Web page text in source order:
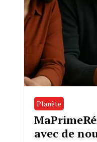
Planète
avec de